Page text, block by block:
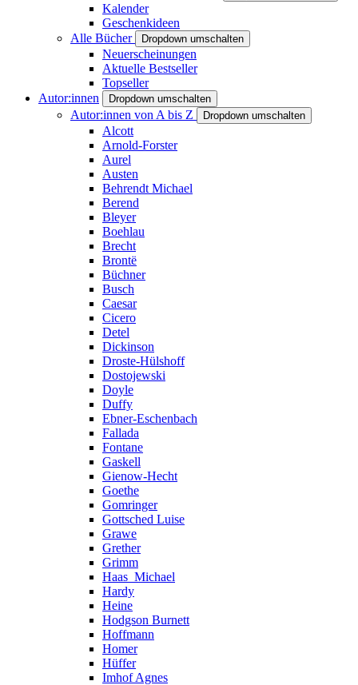
Kalender
Geschenkideen
Alle Bücher
Dropdown umschalten
Neuerscheinungen
Aktuelle Bestseller
Topseller
Autor:innen
Dropdown umschalten
Autor:innen von A bis Z Dropdown umschalten
Alcott
Arnold-Forster
Aurel
Austen
Behrendt Michael
Berend
Bleyer
Boehlau
Brecht
Brontë
Büchner
Busch
Caesar
Cicero
Detel
Dickinson
Droste-Hülshoff
Dostojewski
Doyle
Duffy
Ebner-Eschenbach
Fallada
Fontane
Gaskell
Gienow-Hecht
Goethe
Gomringer
Gottsched Luise
Grawe
Grether
Grimm
Haas_Michael
Hardy
Heine
Hodgson Burnett
Hoffmann
Homer
Hüffer
Imhof Agnes